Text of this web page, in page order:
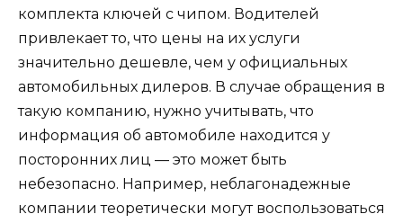
комплекта ключей с чипом. Водителей
привлекает то, что цены на их услуги
значительно дешевле, чем у официальных
автомобильных дилеров. В случае обращения в
такую компанию, нужно учитывать, что
информация об автомобиле находится у
посторонних лиц — это может быть
небезопасно. Например, неблагонадежные
компании теоретически могут воспользоваться